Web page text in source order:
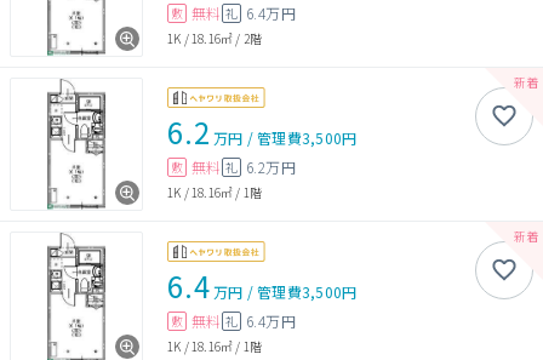
敷 無料 礼 6.4万円
1K /18.16㎡ / 2階
6.2 万円 /管理費3,500円
敷 無料 礼 6.2万円
1K /18.16㎡ / 1階
6.4万円 /管理費3,500円
敷 無料 礼 6.4万円
1K /18.16㎡ / 1階